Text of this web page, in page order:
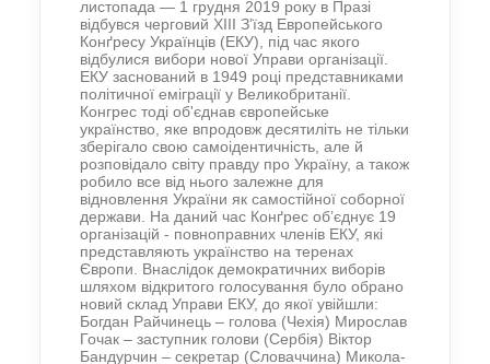
листопада — 1 грудня 2019 року в Празі
відбувся черговий ХІІІ З’їзд Европейського
Конґресу Українців (ЕКУ), під час якого
відбулися вибори нової Управи організації.
ЕКУ заснований в 1949 році представниками
політичної еміграції у Великобританії.
Конгрес тоді об'єднав європейське
українство, яке впродовж десятиліть не тільки
зберігало свою самоідентичність, але й
розповідало світу правду про Україну, а також
робило все від нього залежне для
відновлення України як самостійної соборної
держави. На даний час Конґрес об’єднує 19
організацій - повноправних членів ЕКУ, які
представляють українство на теренах
Європи. Внаслідок демократичних виборів
шляхом відкритого голосування було обрано
новий склад Управи ЕКУ, до якої увійшли:
Богдан Райчинець – голова (Чехія) Мирослав
Гочак – заступник голови (Сербія) Віктор
Бандурчин – секретар (Словаччина) Микола-